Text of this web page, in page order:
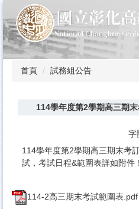
到
主
要
內
首頁 試務組公告
114學年度第2學期高三期
字
114學年度第2學期高三期末考
試，考試日程&範圍表詳如附件！
114-2高三期末考試範圍表.pdf